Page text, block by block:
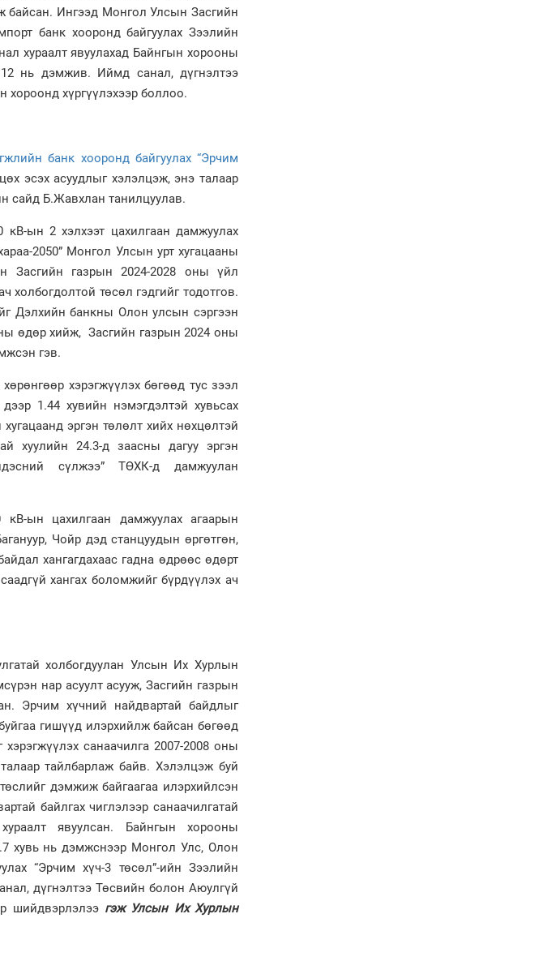
байсан. Ингээд Монгол Улсын Засгийн
банк хооронд байгуулах Зээлийн
хураалт явуулахад Байнгын хорооны
нь дэмжив. Иймд санал, дүгнэлтээ
хүргүүлэхээр боллоо.
банк хооронд байгуулах “Эрчим
эсэх асуудлыг хэлэлцэж, энэ талаар
сайд Б.Жавхлан танилцуулав.
кВ-ын 2 хэлхээт цахилгаан дамжуулах
2050” Монгол Улсын урт хугацааны
Засгийн газрын 2024-2028 оны үйл
холбогдолтой төсөл гэдгийг тодотгов.
Дэлхийн банкны Олон улсын сэргээн
өдөр хийж, Засгийн газрын 2024 оны
гэв.
хэрэгжүүлэх бөгөөд тус зээл
1.44 хувийн нэмэгдэлтэй хувьсах
эргэн төлөлт хийх нөхцөлтэй
хуулийн 24.3-д заасны дагуу эргэн
сүлжээ” ТӨХК-д дамжуулан
кВ-ын цахилгаан дамжуулах агаарын
Чойр дэд станцуудын өргөтгөн,
хангагдахаас гадна өдрөөс өдөрт
хангах боломжийг бүрдүүлэх ач
холбогдуулан Улсын Их Хурлын
нар асуулт асууж, Засгийн газрын
Эрчим хүчний найдвартай байдлыг
гишүүд илэрхийлж байсан бөгөөд
санаачилга 2007-2008 оны
тайлбарлаж байв. Хэлэлцэж буй
дэмжиж байгаагаа илэрхийлсэн
байлгах чиглэлээр санаачилгатай
явуулсан. Байнгын хорооны
хувь нь дэмжснээр Монгол Улс, Олон
“Эрчим хүч-3 төсөл”-ийн Зээлийн
дүгнэлтээ Төсвийн болон Аюулгүй
шийдвэрлэлээ гэж Улсын Их Хурлын